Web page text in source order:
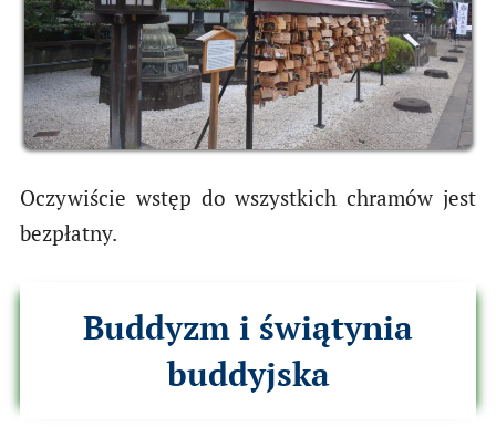
Oczywiście wstęp do wszystkich chramów jest
bezpłatny.
Buddyzm i świątynia
buddyjska